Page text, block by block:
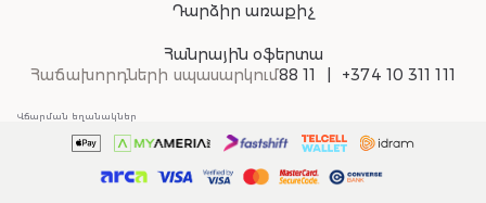
Դարձիր առաքիչ
Հանրային օֆերտա
Հաճախորդների սպասարկում88 11 +374 10 311 111
Վճարման եղանակներ